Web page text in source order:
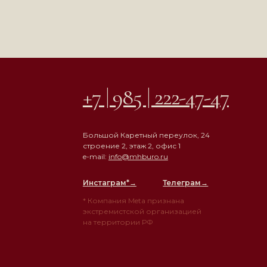
Телеграм→
Инстаграм*→
+7 | 985 | 222-47-47
* Компания Meta признана
экстремистской организацией
на территории РФ
Большой Каретный переулок, 24
строение 2, этаж 2, офис 1
e-mail: info@mhburo.ru